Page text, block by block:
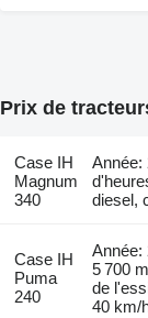
Prix de
Case IH
Magnum
340
Année:
diesel,
Case IH
Puma
240
Année:
5 700
de
40 km/